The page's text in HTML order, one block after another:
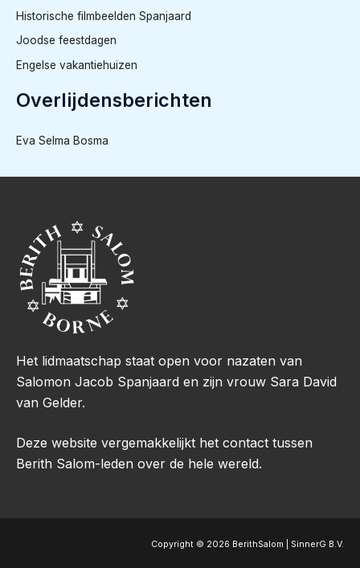
Historische filmbeelden Spanjaard
Joodse feestdagen
Engelse vakantiehuizen
Overlijdensberichten
Eva Selma Bosma
Het lidmaatschap staat open voor nazaten van
Salomon Jacob Spanjaard en zijn vrouw Sara David
van Gelder.
Deze website vergemakkelijkt het contact tussen
Berith Salom-leden over de hele wereld.
Copyright © 2026 BerithSalom | SinnerG B.V.